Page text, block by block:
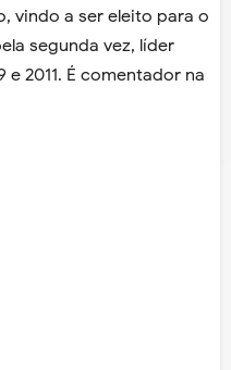
vindo a ser eleito para o
segunda vez, líder
2011. É comentador na